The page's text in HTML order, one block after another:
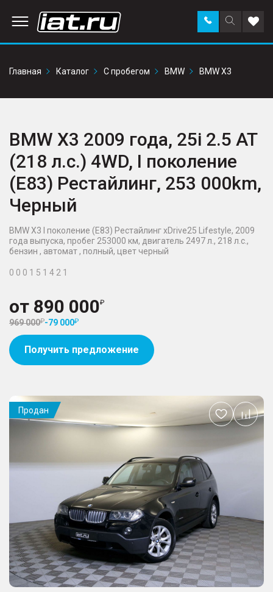
Поиск
по
Заказать
звонок в
Главная
Каталог С пробегом BMW BMW X3
BMW X3 2009 года, 25i 2.5 AT
(218 л.с.) 4WD, I поколение
(E83) Рестайлинг, 253 000km,
Черный
BMW X3 I поколение (E83) Рестайлинг xDrive25 Lifestyle, 2009
года выпуска, пробег 253000 км, двигатель 2497 л., 218 л.с.,
бензин , автомат , полный, цвет черный
0 0 0 1 5 1 4 2 1
от 890 000
969 000 -79 000
Получить предложение
Продан
Добавить
в
избранное